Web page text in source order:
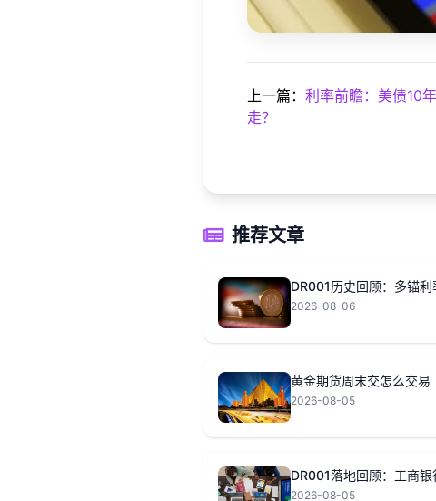
上一篇： 利率前瞻：美债10
走？
推荐文章
DR001历史回顾：多锚
2026-08-06
黄金期货周末交怎么交易
2026-08-05
DR001落地回顾：工商
2026-08-05